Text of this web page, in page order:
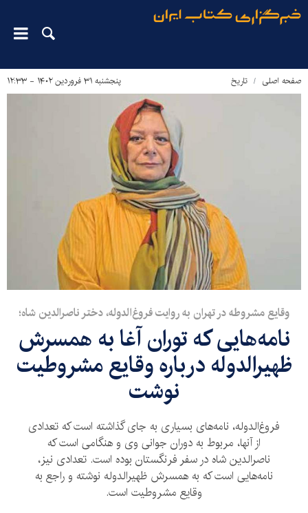
صفحه اصلی تاریخ پنجشنبه ۳۱ فروردین ۱۴۰۲ - ۱۲:۳۳
وقایع مشروطه در تهران به روایت فروغ‌الدوله، دختر ناصرالدین شاه؛
نامه‌هایی که توران آغا به همسرش
ظهیرالدوله درباره وقایع مشروطیت
نوشت
فروغ‌الدوله، نامه‌های بسیاری به جای گذاشته است که تعدادی
از آنها، مربوط به دوران جوانی وی و هنگامی است که
ناصرالدین شاه در سفر فرنگستان بوده است. تعدادی نیز،
نامه‌هایی است که به همسرش ظهیرالدوله نوشته و راجع به
وقایع مشروطیت است.